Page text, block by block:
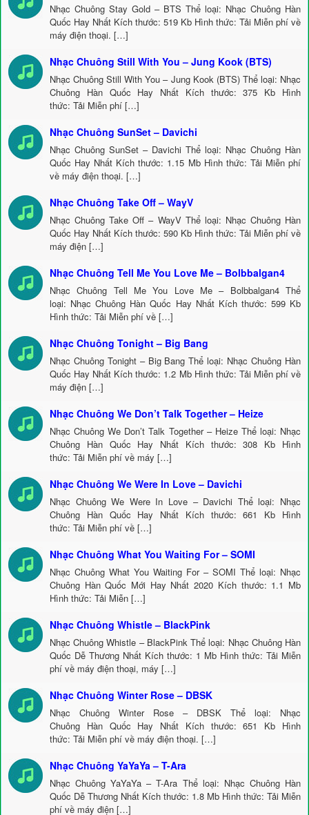
Nhạc Chuông Stay Gold – BTS Thể loại: Nhạc Chuông Hàn
Quốc Hay Nhất Kích thước: 519 Kb Hình thức: Tải Miễn phí về
máy điện thoại. […]
Nhạc Chuông Still With You – Jung Kook (BTS)
Nhạc Chuông Still With You – Jung Kook (BTS) Thể loại: Nhạc
Chuông Hàn Quốc Hay Nhất Kích thước: 375 Kb Hình
thức: Tải Miễn phí […]
Nhạc Chuông SunSet – Davichi
Nhạc Chuông SunSet – Davichi Thể loại: Nhạc Chuông Hàn
Quốc Hay Nhất Kích thước: 1.15 Mb Hình thức: Tải Miễn phí
về máy điện thoại. […]
Nhạc Chuông Take Off – WayV
Nhạc Chuông Take Off – WayV Thể loại: Nhạc Chuông Hàn
Quốc Hay Nhất Kích thước: 590 Kb Hình thức: Tải Miễn phí về
máy điện […]
Nhạc Chuông Tell Me You Love Me – Bolbbalgan4
Nhạc Chuông Tell Me You Love Me – Bolbbalgan4 Thể
loại: Nhạc Chuông Hàn Quốc Hay Nhất Kích thước: 599 Kb
Hình thức: Tải Miễn phí về […]
Nhạc Chuông Tonight – Big Bang
Nhạc Chuông Tonight – Big Bang Thể loại: Nhạc Chuông Hàn
Quốc Hay Nhất Kích thước: 1.2 Mb Hình thức: Tải Miễn phí về
máy điện […]
Nhạc Chuông We Don’t Talk Together – Heize
Nhạc Chuông We Don’t Talk Together – Heize Thể loại: Nhạc
Chuông Hàn Quốc Hay Nhất Kích thước: 308 Kb Hình
thức: Tải Miễn phí về máy […]
Nhạc Chuông We Were In Love – Davichi
Nhạc Chuông We Were In Love – Davichi Thể loại: Nhạc
Chuông Hàn Quốc Hay Nhất Kích thước: 661 Kb Hình
thức: Tải Miễn phí về […]
Nhạc Chuông What You Waiting For – SOMI
Nhạc Chuông What You Waiting For – SOMI Thể loại: Nhạc
Chuông Hàn Quốc Mới Hay Nhất 2020 Kích thước: 1.1 Mb
Hình thức: Tải Miễn […]
Nhạc Chuông Whistle – BlackPink
Nhạc Chuông Whistle – BlackPink Thể loại: Nhạc Chuông Hàn
Quốc Dễ Thương Nhất Kích thước: 1 Mb Hình thức: Tải Miễn
phí về máy điện thoại, máy […]
Nhạc Chuông Winter Rose – DBSK
Nhạc Chuông Winter Rose – DBSK Thể loại: Nhạc
Chuông Hàn Quốc Hay Nhất Kích thước: 651 Kb Hình
thức: Tải Miễn phí về máy điện thoại. […]
Nhạc Chuông YaYaYa – T-Ara
Nhạc Chuông YaYaYa – T-Ara Thể loại: Nhạc Chuông Hàn
Quốc Dễ Thương Nhất Kích thước: 1.8 Mb Hình thức: Tải Miễn
phí về máy điện […]